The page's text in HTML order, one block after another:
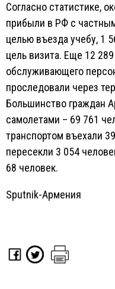
Согласно статистике,
прибыли в РФ с
целью въезда учебу, 1
цель визита. Еще 12
обслуживающего
проследовали через
Большинство граждан
самолетами – 69 761
транспортом въехали
пересекли 3 054
68 человек.
Sputnik-Армения